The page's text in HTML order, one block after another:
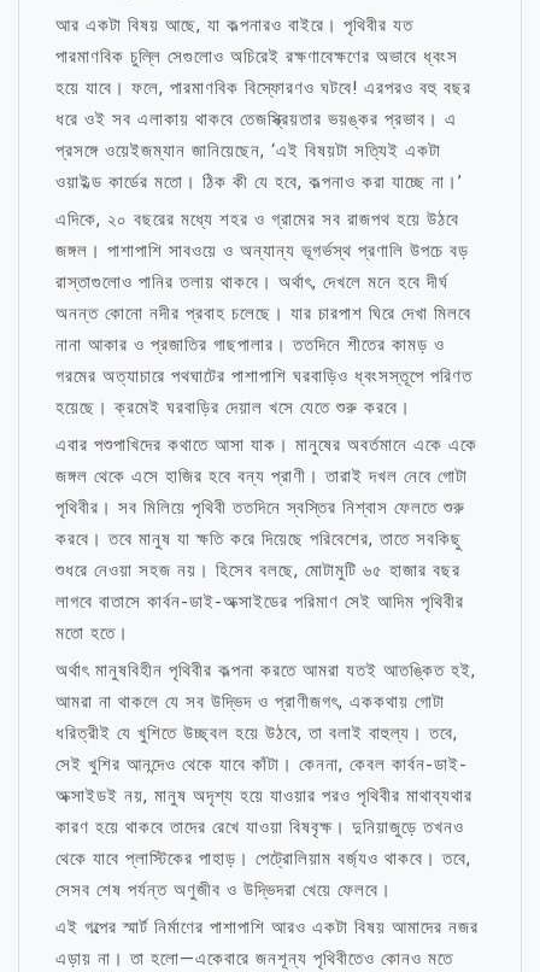
আর একটা বিষয় আছে, যা কল্পনারও বাইরে। পৃথিবীর যত
পারমাণবিক চুল্লি সেগুলোও অচিরেই রক্ষণাবেক্ষণের অভাবে ধ্বংস
হয়ে যাবে। ফলে, পারমাণবিক বিস্ফোরণও ঘটবে! এরপরও বহু বছর
ধরে ওই সব এলাকায় থাকবে তেজস্ক্রিয়তার ভয়ঙ্কর প্রভাব। এ
প্রসঙ্গে ওয়েইজম্যান জানিয়েছেন, ‘এই বিষয়টা সত্যিই একটা
ওয়াইল্ড কার্ডের মতো। ঠিক কী যে হবে, কল্পনাও করা যাচ্ছে না।’
এদিকে, ২০ বছরের মধ্যে শহর ও গ্রামের সব রাজপথ হয়ে উঠবে
জঙ্গল। পাশাপাশি সাবওয়ে ও অন্যান্য ভূগর্ভস্থ প্রণালি উপচে বড়
রাস্তাগুলোও পানির তলায় থাকবে। অর্থাৎ, দেখলে মনে হবে দীর্ঘ
অনন্ত কোনো নদীর প্রবাহ চলেছে। যার চারপাশ ঘিরে দেখা মিলবে
নানা আকার ও প্রজাতির গাছপালার। ততদিনে শীতের কামড় ও
গরমের অত্যাচারে পথঘাটের পাশাপাশি ঘরবাড়িও ধ্বংসস্তূপে পরিণত
হয়েছে। ক্রমেই ঘরবাড়ির দেয়াল খসে যেতে শুরু করবে।
এবার পশুপাখিদের কথাতে আসা যাক। মানুষের অবর্তমানে একে একে
জঙ্গল থেকে এসে হাজির হবে বন্য প্রাণী। তারাই দখল নেবে গোটা
পৃথিবীর। সব মিলিয়ে পৃথিবী ততদিনে স্বস্তির নিশ্বাস ফেলতে শুরু
করবে। তবে মানুষ যা ক্ষতি করে দিয়েছে পরিবেশের, তাতে সবকিছু
শুধরে নেওয়া সহজ নয়। হিসেব বলছে, মোটামুটি ৬৫ হাজার বছর
লাগবে বাতাসে কার্বন-ডাই-অক্সাইডের পরিমাণ সেই আদিম পৃথিবীর
মতো হতে।
অর্থাৎ মানুষবিহীন পৃথিবীর কল্পনা করতে আমরা যতই আতঙ্কিত হই,
আমরা না থাকলে যে সব উদ্ভিদ ও প্রাণীজগৎ, এককথায় গোটা
ধরিত্রীই যে খুশিতে উচ্ছ্বল হয়ে উঠবে, তা বলাই বাহুল্য। তবে,
সেই খুশির আনন্দেও থেকে যাবে কাঁটা। কেননা, কেবল কার্বন-ডাই-
অক্সাইডই নয়, মানুষ অদৃশ্য হয়ে যাওয়ার পরও পৃথিবীর মাথাব্যথার
কারণ হয়ে থাকবে তাদের রেখে যাওয়া বিষবৃক্ষ। দুনিয়াজুড়ে তখনও
থেকে যাবে প্লাস্টিকের পাহাড়। পেট্রোলিয়াম বর্জ্যও থাকবে। তবে,
সেসব শেষ পর্যন্ত অণুজীব ও উদ্ভিদরা খেয়ে ফেলবে।
এই গল্পের স্মার্ট নির্মাণের পাশাপাশি আরও একটা বিষয় আমাদের নজর
এড়ায় না। তা হলো—একেবারে জনশূন্য পৃথিবীতেও কোনও মতে